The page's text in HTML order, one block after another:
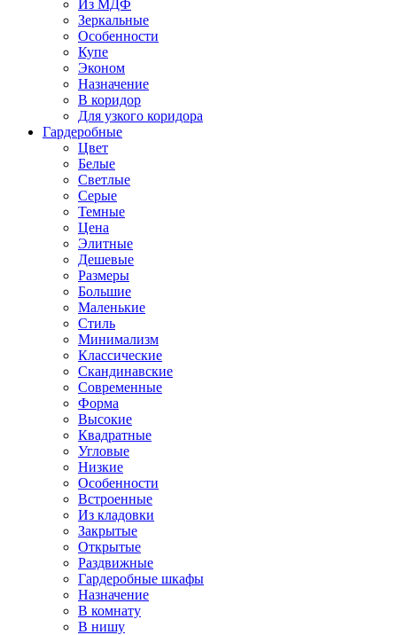
Из МДФ
Зеркальные
Особенности
Купе
Эконом
Назначение
В коридор
Для узкого коридора
Гардеробные
Цвет
Белые
Светлые
Серые
Темные
Цена
Элитные
Дешевые
Размеры
Большие
Маленькие
Стиль
Минимализм
Классические
Скандинавские
Современные
Форма
Высокие
Квадратные
Угловые
Низкие
Особенности
Встроенные
Из кладовки
Закрытые
Открытые
Раздвижные
Гардеробные шкафы
Назначение
В комнату
В нишу